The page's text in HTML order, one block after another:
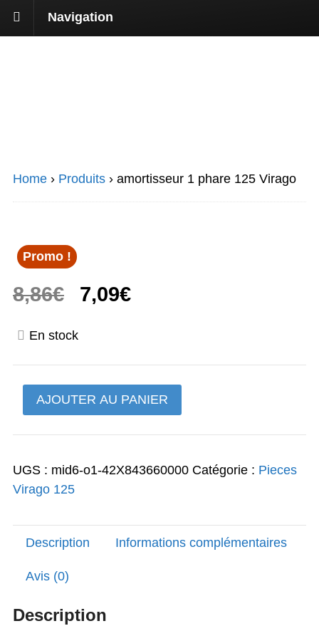
Navigation
Home › Produits › amortisseur 1 phare 125 Virago
Promo !
8,86€
Le
était :
8,86€.
7,09€Le
est :
7,09€.
En stock
quantité
de
amortisseur
phare
125
AJOUTER AU PANIER
UGS : mid6-o1-42X843660000 Catégorie : Pieces
Virago 125
Description Informations complémentaires
Avis (0)
Description